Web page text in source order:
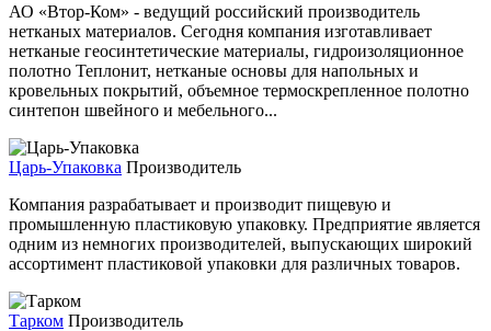
АО «Втор-Ком» - ведущий российский производитель
нетканых материалов. Сегодня компания изготавливает
нетканые геосинтетические материалы, гидроизоляционное
полотно Теплонит, нетканые основы для напольных и
кровельных покрытий, объемное термоскрепленное полотно
синтепон швейного и мебельного...
Царь-Упаковка Производитель
Компания разрабатывает и производит пищевую и
промышленную пластиковую упаковку. Предприятие является
одним из немногих производителей, выпускающих широкий
ассортимент пластиковой упаковки для различных товаров.
Тарком Производитель